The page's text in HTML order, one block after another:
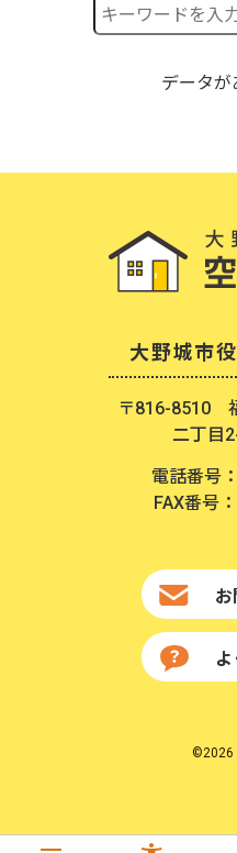
データが
大野城市
〒816-8510
二丁目
電話番号：
FAX番号
お
©2026